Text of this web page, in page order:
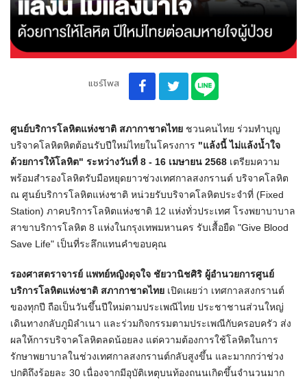
แชร์โพส
ศูนย์บริการโลหิตแห่งชาติ สภากาชาดไทย ชวนคนไทย ร่วมทำบุญ
บริจาคโลหิตหิตต้อนรับปีใหม่ไทยในโครงการ "แล้งนี้ ไม่แล้งน้ำใจ
ด้วยการให้โลหิต" ระหว่างวันที่ 8 - 16 เมษายน 2568 เตรียมความ
พร้อมสำรองโลหิตรับมือหยุดยาวช่วงเทศกาลสงกรานต์ บริจาคโลหิต
ณ ศูนย์บริการโลหิตแห่งชาติ หน่วยรับบริจาคโลหิตประจำที่ (Fixed
Station) ภาคบริการโลหิตแห่งชาติ 12 แห่งทั่วประเทศ โรงพยาบาบาล
สาขาบริการโลหิต 8 แห่งในกรุงเทพมหานคร รับเสื้อยืด "Give Blood
Save Life" เป็นที่ระลึกแทนคำขอบคุณ
รองศาสตราจารย์ แพทย์หญิงดุจใจ ชัยวานิชศิริ ผู้อำนวยการศูนย์
บริการโลหิตแห่งชาติ สภากาชาดไทย เปิดเผยว่า เทศกาลสงกรานต์
ของทุกปี ถือเป็นวันขึ้นปีใหม่ตามประเพณีไทย ประชาชานส่วนใหญ่
เดินทางกลับภูมิลำเนา และร่วมกิจกรรมตามประเพณีกับครอบครัว ส่ง
ผลให้การบริจาคโลหิตลดน้อยลง แต่ความต้องการใช้โลหิตในการ
รักษาพยาบาลในช่วงเทศกาลสงกรานต์กลับสูงขึ้น และมากกว่าช่วง
ปกติถึงร้อยละ 30 เนื่องจากมีอุบัติเหตุบนท้องถนนเกิดขึ้นจำนวนมาก